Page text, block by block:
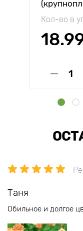
Кол-во в
Таня
Обильное и долгое